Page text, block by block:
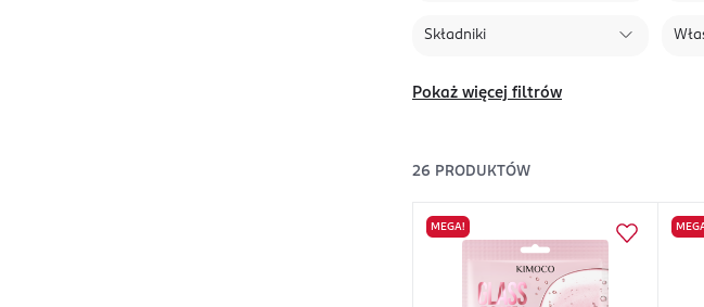
Składniki
Pokaż więcej filtrów
26 PRODUKTÓW
MEGA!